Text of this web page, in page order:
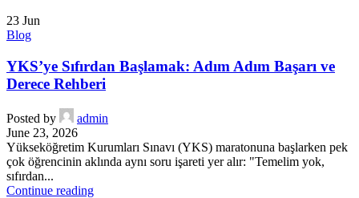
23 Jun
Blog
YKS’ye Sıfırdan Başlamak: Adım Adım Başarı ve
Derece Rehberi
Posted by
admin
June 23, 2026
Yükseköğretim Kurumları Sınavı (YKS) maratonuna başlarken pek
çok öğrencinin aklında aynı soru işareti yer alır: "Temelim yok,
sıfırdan...
Continue reading